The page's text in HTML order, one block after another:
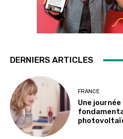
DERNIERS ARTICLES
FRANCE
Une